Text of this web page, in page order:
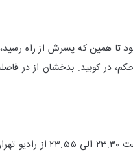
تا همین كه پسرش از راه
در كوبید. بدخشان از در